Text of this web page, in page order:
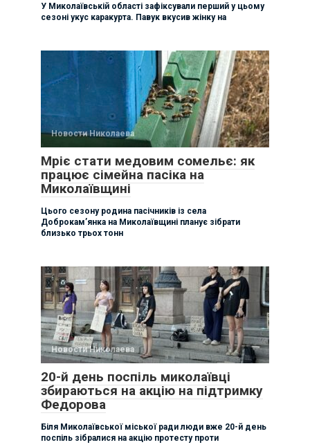
У Миколаївській області зафіксували перший у цьому
сезоні укус каракурта. Павук вкусив жінку на
Новости Николаева
Мріє стати медовим сомельє: як
працює сімейна пасіка на
Миколаївщині
Цього сезону родина пасічників із села
Доброкам’янка на Миколаївщині планує зібрати
близько трьох тонн
Новости Николаева
20-й день поспіль миколаївці
збираються на акцію на підтримку
Федорова
Біля Миколаївської міської ради люди вже 20-й день
поспіль зібралися на акцію протесту проти